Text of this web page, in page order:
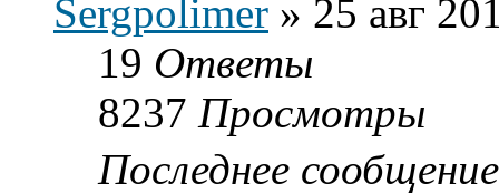
Sergpolimer » 25 авг
19 Ответы
8237 Просмотры
Последнее